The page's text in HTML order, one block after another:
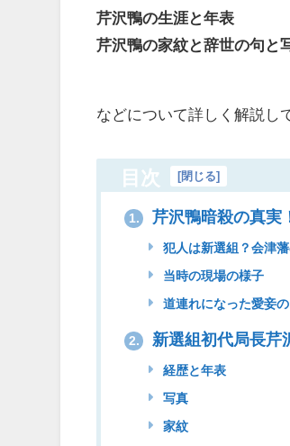
芹沢鴨の生涯と年表
芹沢鴨の家紋と辞世の句と
などについて詳しく解説し
目次 [閉じる]
1. 芹沢鴨暗殺の真実
犯人は新選組？会津
当時の現場の様子
道連れになった愛妾
2. 新選組初代局長芹
経歴と年表
写真
家紋